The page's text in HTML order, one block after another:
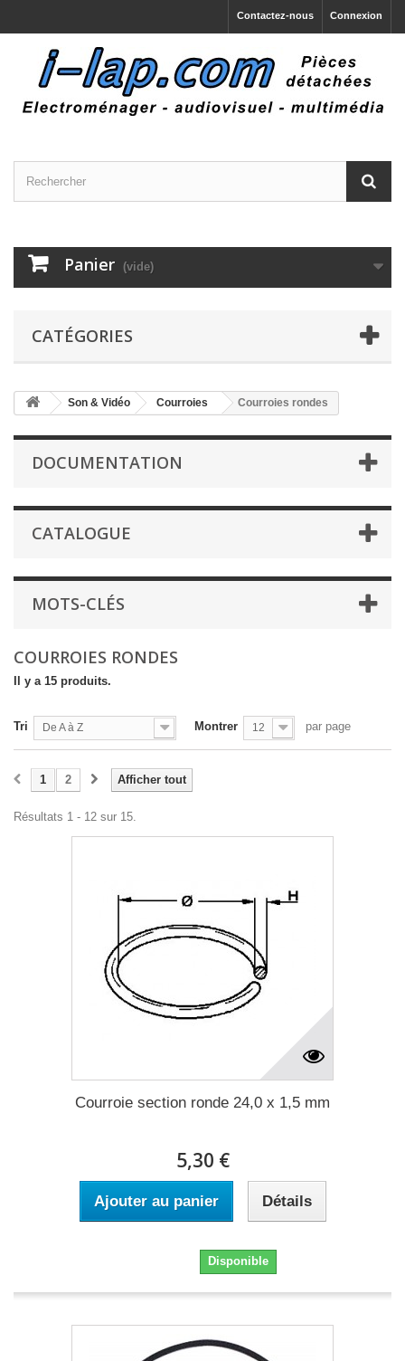
Connexion
Contactez-nous
Panier (vide)
CATÉGORIES
Son & Vidéo Courroies Courroies rondes
DOCUMENTATION
CATALOGUE
MOTS-CLÉS
COURROIES RONDES
Il y a 15 produits.
Tri De A à Z Montrer 12 par page
Afficher tout
1 2
Résultats 1 - 12 sur 15.
Courroie section ronde 24,0 x 1,5 mm
5,30 €
Ajouter au panier Détails
Disponible